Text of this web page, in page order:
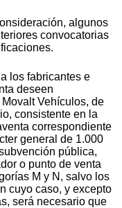
algunos
convocatorias
los fabricantes e
deseen
Vehículos, de
consistente en la
correspondiente
general de 1.000
pública,
o punto de venta
M y N, salvo los
cuyo caso, y excepto
será necesario que